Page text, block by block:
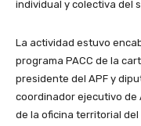
individual y colectiva del
La actividad estuvo
programa PACC de la
presidente del APF y
coordinador ejecutivo de
de la oficina territorial